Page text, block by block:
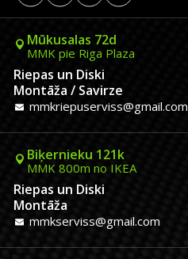
Mūkusalas 72d
MMK pie Riga Plaza
Riepas un Diski
Montāža / Savirze
mmkriepuserviss@gmail.com
Biķernieku 121k
MMK 800m no IKEA
Riepas un Diski
Montāža
mmkserviss@gmail.com